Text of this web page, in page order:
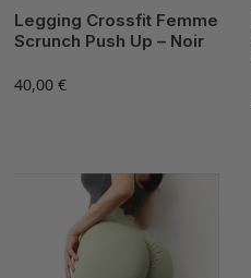
Legging Crossfit Femme
Scrunch Push Up – Noir
40,00€